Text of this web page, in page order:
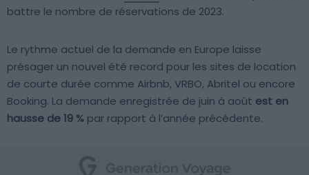
battre le nombre de réservations de 2023.
Le rythme actuel de la demande en Europe laisse
présager un nouvel été record pour les sites de location
de courte durée comme Airbnb, VRBO, Abritel ou encore
Booking. La demande enregistrée de juin à août est en
hausse de 19 % par rapport à l’année précédente.